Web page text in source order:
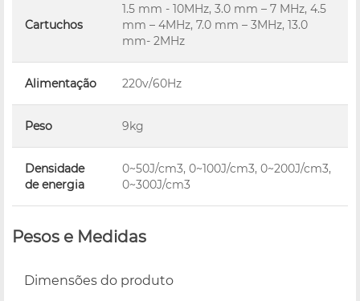
Cartuchos
1.5 mm - 10MHz, 3.0 mm – 7 MHz, 4.5
mm – 4MHz, 7.0 mm – 3MHz, 13.0
mm- 2MHz
Alimentação 220v/60Hz
Peso 9kg
Densidade
de energia
0~50J/cm3, 0~100J/cm3, 0~200J/cm3,
0~300J/cm3
Pesos e Medidas
Dimensões do produto